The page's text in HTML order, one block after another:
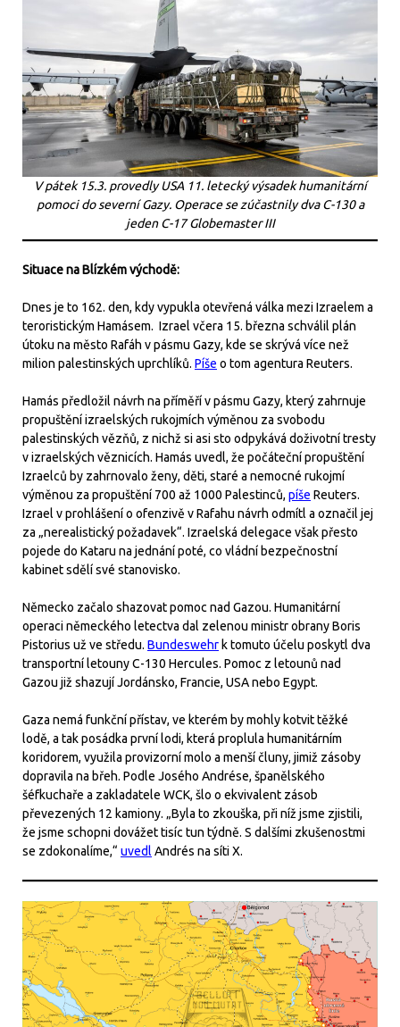
V pátek 15.3. provedly USA 11. letecký výsadek humanitární
pomoci do severní Gazy. Operace se zúčastnily dva C-130 a
jeden C-17 Globemaster III
Situace na Blízkém východě:
Dnes je to 162. den, kdy vypukla otevřená válka mezi Izraelem a
teroristickým Hamásem. Izrael včera 15. března schválil plán
útoku na město Rafáh v pásmu Gazy, kde se skrývá více než
milion palestinských uprchlíků. Píše o tom agentura Reuters.
Hamás předložil návrh na příměří v pásmu Gazy, který zahrnuje
propuštění izraelských rukojmích výměnou za svobodu
palestinských vězňů, z nichž si asi sto odpykává doživotní tresty
v izraelských věznicích. Hamás uvedl, že počáteční propuštění
Izraelců by zahrnovalo ženy, děti, staré a nemocné rukojmí
výměnou za propuštění 700 až 1000 Palestinců, píše Reuters.
Izrael v prohlášení o ofenzivě v Rafahu návrh odmítl a označil jej
za „nerealistický požadavek“. Izraelská delegace však přesto
pojede do Kataru na jednání poté, co vládní bezpečnostní
kabinet sdělí své stanovisko.
Německo začalo shazovat pomoc nad Gazou. Humanitární
operaci německého letectva dal zelenou ministr obrany Boris
Pistorius už ve středu. Bundeswehr k tomuto účelu poskytl dva
transportní letouny C-130 Hercules. Pomoc z letounů nad
Gazou již shazují Jordánsko, Francie, USA nebo Egypt.
Gaza nemá funkční přístav, ve kterém by mohly kotvit těžké
lodě, a tak posádka první lodi, která proplula humanitárním
koridorem, využila provizorní molo a menší čluny, jimiž zásoby
dopravila na břeh. Podle Josého Andrése, španělského
šéfkuchaře a zakladatele WCK, šlo o ekvivalent zásob
převezených 12 kamiony. „Byla to zkouška, při níž jsme zjistili,
že jsme schopni dovážet tisíc tun týdně. S dalšími zkušenostmi
se zdokonalíme,“ uvedl Andrés na síti X.